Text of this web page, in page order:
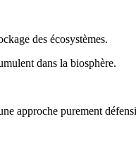
des écosystèmes.
dans la biosphère.
approche purement